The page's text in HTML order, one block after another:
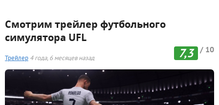
Смотрим трейлер футбольного
симулятора UFL
7,3 / 10
Трейлер 4 года, 6 месяцев назад